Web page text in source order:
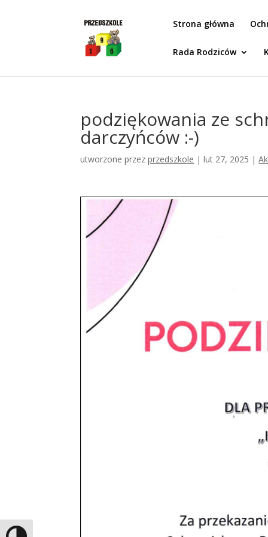
Strona główna
Rada Rodziców
podziękowania ze
darczyńców :-)
utworzone przezprzedszkole |lut 27, 2025 |